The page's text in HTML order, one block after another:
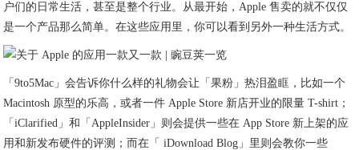
户们的日常生活，甚至是整个行业。从最开始，Apple 售卖的就不仅仅
是一个产品那么简单。在这些应用里，你可以看到另外一种生活方式。
「9to5Mac」会告诉你什么样的礼物会让「果粉」热泪盈眶，比如一个
Macintosh 原型的乐高，或者一件 Apple Store 新店开业的限量 T-shirt；
「iClarified」和「AppleInsider」则会提供一些在 App Store 新上架的应
用和新发布硬件的评测；而在「 iDownload Blog」里则会教你一些